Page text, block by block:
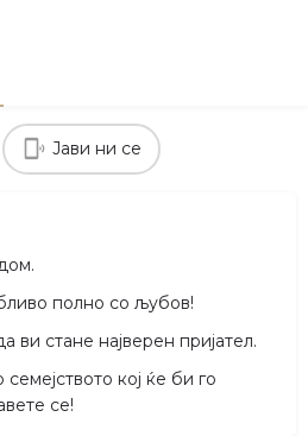
Јави ни се
полно со љубов!
ви стане најверен пријател.
кој ќе би го
се!